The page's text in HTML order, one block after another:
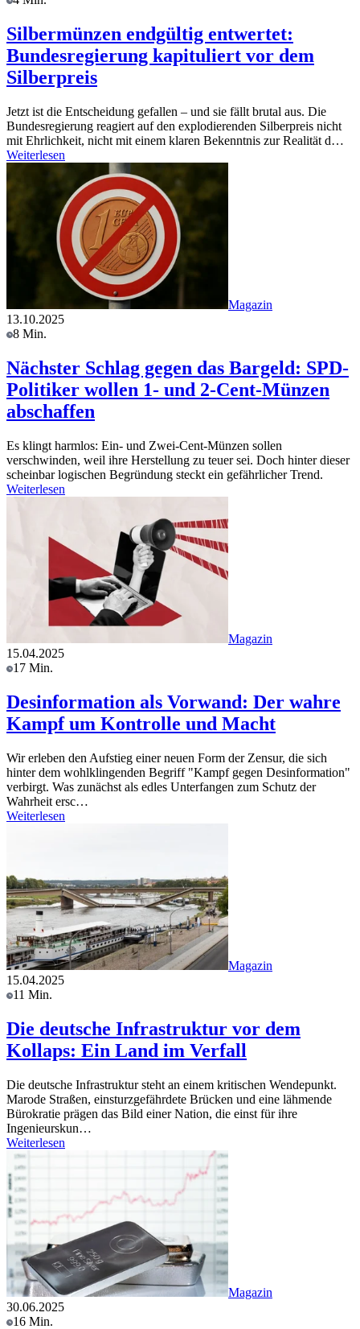
Silbermünzen endgültig entwertet:
Bundesregierung kapituliert vor dem
Silberpreis
Jetzt ist die Entscheidung gefallen – und sie fällt brutal aus. Die
Bundesregierung reagiert auf den explodierenden Silberpreis nicht
mit Ehrlichkeit, nicht mit einem klaren Bekenntnis zur Realität d…
Weiterlesen
Magazin
13.10.2025
8 Min.
Nächster Schlag gegen das Bargeld: SPD-
Politiker wollen 1- und 2-Cent-Münzen
abschaffen
Es klingt harmlos: Ein- und Zwei-Cent-Münzen sollen
verschwinden, weil ihre Herstellung zu teuer sei. Doch hinter dieser
scheinbar logischen Begründung steckt ein gefährlicher Trend.
Weiterlesen
Magazin
15.04.2025
17 Min.
Desinformation als Vorwand: Der wahre
Kampf um Kontrolle und Macht
Wir erleben den Aufstieg einer neuen Form der Zensur, die sich
hinter dem wohlklingenden Begriff "Kampf gegen Desinformation"
verbirgt. Was zunächst als edles Unterfangen zum Schutz der
Wahrheit ersc…
Weiterlesen
Magazin
15.04.2025
11 Min.
Die deutsche Infrastruktur vor dem
Kollaps: Ein Land im Verfall
Die deutsche Infrastruktur steht an einem kritischen Wendepunkt.
Marode Straßen, einsturzgefährdete Brücken und eine lähmende
Bürokratie prägen das Bild einer Nation, die einst für ihre
Ingenieurskun…
Weiterlesen
Magazin
30.06.2025
16 Min.